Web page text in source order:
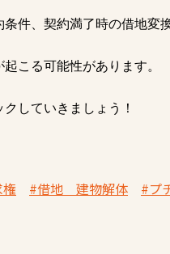
件、契約満了時の借地変
こる可能性があります。
していきましょう！
#借地 建物解体 #プ